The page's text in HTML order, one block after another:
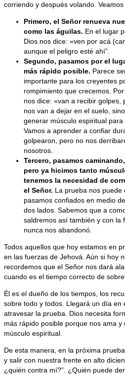
corriendo y después volando.
Primero, el Señor renueva
como las águilas. En el lugar
Dios nos dice: «ven por acá
aunque el peligro esté ahí”.
Segundo, pasamos por el
más rápido posible. Parece
importante para los creyentes
rompimiento que crecemos.
nos dice: «van a recibir golpes,
nos van a dejar en el suelo,
generar músculo espiritual para
Vamos a aprender a confiar
golpearon, pero no nos
nosotros.
Tercero, pasamos
pero ya hicimos tanto
tenemos la necesidad de
el Señor. La prueba nos puede
pasamos confiados en medio
dos lados. Sabemos que a
saldremos así también y con la
nunca nos abandonó.
Todos aquellos que hoy estamos en
en las fuerzas de Jehová. Aún si hoy
recordemos que el Señor nos dará
cuando es el tiempo correcto de
Él es el dueño de los tiempos, los
sobre todo y todos. Llegará un día en
atravesar la prueba. Dios necesita
más rápido posible porque nos ama
músculo espiritual.
De esta manera, en la próxima
y salir con nuestra frente en alto
¿quién contra mí?”. ¿Quién puede